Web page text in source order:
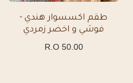
طقم اكسسوار هندي -
فوشي و اخضر زمردي
50.00 R.O